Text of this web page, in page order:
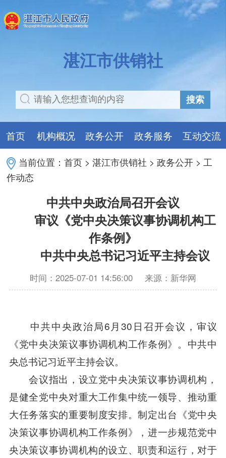
湛江市供销社
搜索
首页 机构概况 政务公开 政务服务 互动交流
当前位置：首页 >湛江市供销社 >政务公开 > 工
作动态
中共中央政治局召开会议
审议《党中央决策议事协调机构工
作条例》
中共中央总书记习近平主持会议
时间：2025-07-01 14:56:00 来源：新华网
中共中央政治局6月30日召开会议，审议
《党中央决策议事协调机构工作条例》。中共中
央总书记习近平主持会议。
会议指出，设立党中央决策议事协调机构，
是健全党中央对重大工作集中统一领导、推动重
大任务落实的重要制度安排。制定出台《党中央
决策议事协调机构工作条例》，进一步规范党中
央决策议事协调机构的设立、职责和运行，对于